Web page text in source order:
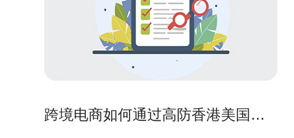
跨境电商如何通过高防香港美国服